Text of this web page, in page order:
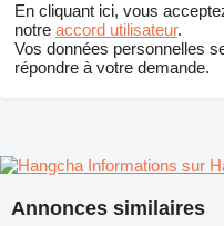
En cliquant ici, vous
notre accord utilisateur.
Vos données personnelles
répondre à votre demande.
Annonces similaires
Informations sur